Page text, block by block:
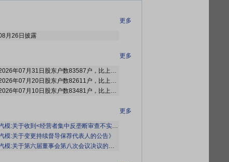
更多
月26日披露
更多
2026年08月06日公布截止2026年07月31日股东户数83587户，比上期增加976户
2026年07月22日公布截止2026年07月20日股东户数82611户，比上期减少870户
2026年07月15日公布截止2026年07月10日股东户数83481户，比上期增加528户
更多
:关于收到<经营者集中反垄断审查不实施进一步审查决定书>的公告》
汽模:关于变更持续督导保荐代表人的公告》
模:关于第六届董事会第八次会议决议的公告》